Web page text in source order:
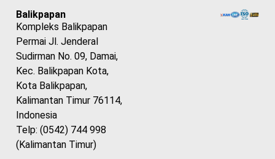
Balikpapan
Kompleks Balikpapan
Permai Jl. Jenderal
Sudirman No. 09, Damai,
Kec. Balikpapan Kota,
Kota Balikpapan,
Kalimantan Timur 76114,
Indonesia
Telp: (0542) 744 998
(Kalimantan Timur)